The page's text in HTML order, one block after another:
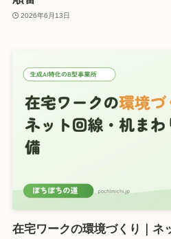
2026年6月13日
在宅ワークの環境づくり｜ネ